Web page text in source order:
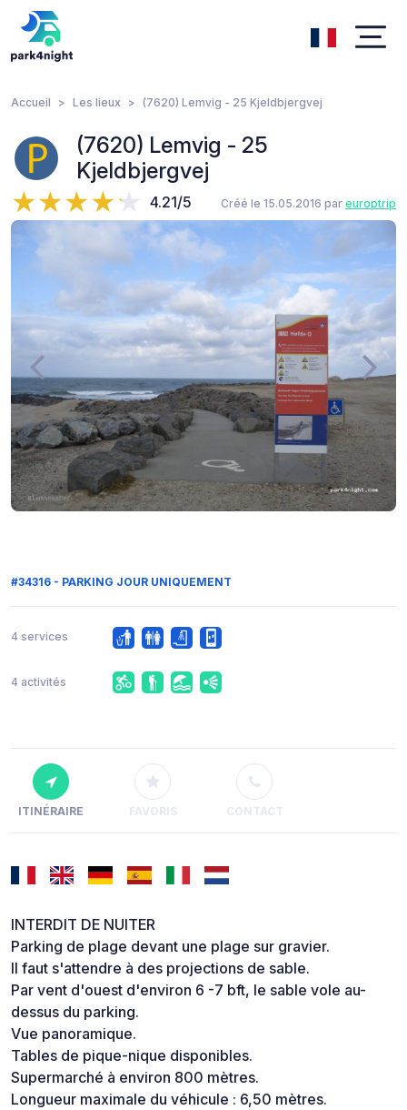
Accueil Les lieux (7620) Lemvig - 25 Kjeldbjergvej
(7620) Lemvig - 25
Kjeldbjergvej
4.21/5 Créé le 15.05.2016 par europtrip
#34316 - PARKING JOUR UNIQUEMENT
4 services
4 activités
ITINÉRAIRE FAVORIS CONTACT
INTERDIT DE NUITER
Parking de plage devant une plage sur gravier.
Il faut s'attendre à des projections de sable.
Par vent d'ouest d'environ 6 -7 bft, le sable vole au-
dessus du parking.
Vue panoramique.
Tables de pique-nique disponibles.
Supermarché à environ 800 mètres.
Longueur maximale du véhicule : 6,50 mètres.